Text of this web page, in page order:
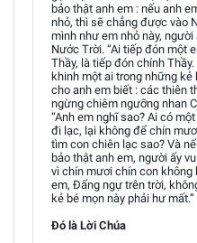
bảo thật anh em : nếu anh
nhỏ, thì sẽ chẳng được vào
mình như em nhỏ này,
Nước Trời. “Ai tiếp đón một
Thầy, là tiếp đón chính
khinh một ai trong những kẻ
cho anh em biết : các thiên
ngừng chiêm ngưỡng nhan
“Anh em nghĩ sao? Ai có
đi lạc, lại không để chín
tìm con chiên lạc sao? Và
bảo thật anh em, người ấy
vì chín mươi chín con không
em, Đấng ngự trên trời,
kẻ bé mọn này phải hư mất.”
Đó là Lời Chúa